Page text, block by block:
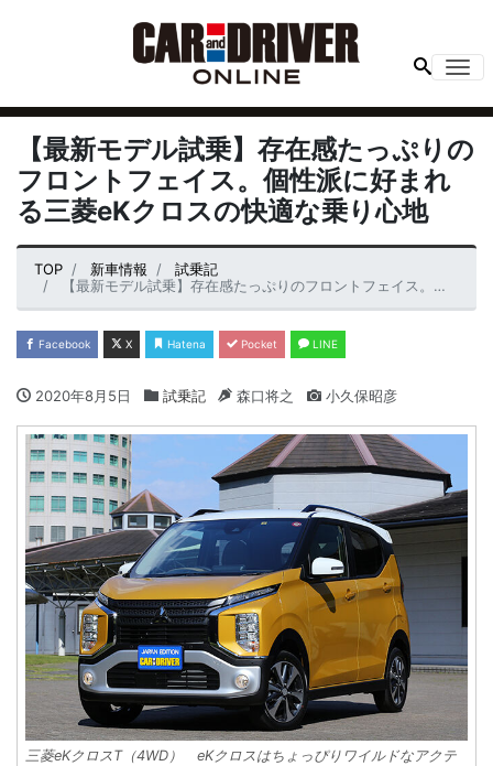
【最新モデル試乗】存在感たっぷりの
フロントフェイス。個性派に好まれ
る三菱eKクロスの快適な乗り心地
TOP 新車情報
試乗記
【最新モデル試乗】存在感たっぷりのフロントフェイス。個性派に好まれる三菱eKクロスの快適な乗り心地
Facebook X Hatena Pocket LINE
2020年8月5日 試乗記 森口将之 小久保昭彦
三菱eKクロスT（4WD） eKクロスはちょっぴりワイルドなアクテ